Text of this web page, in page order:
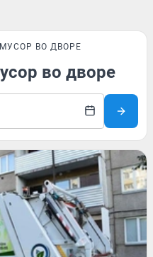
МУСОР ВО ДВОРЕ
во дворе